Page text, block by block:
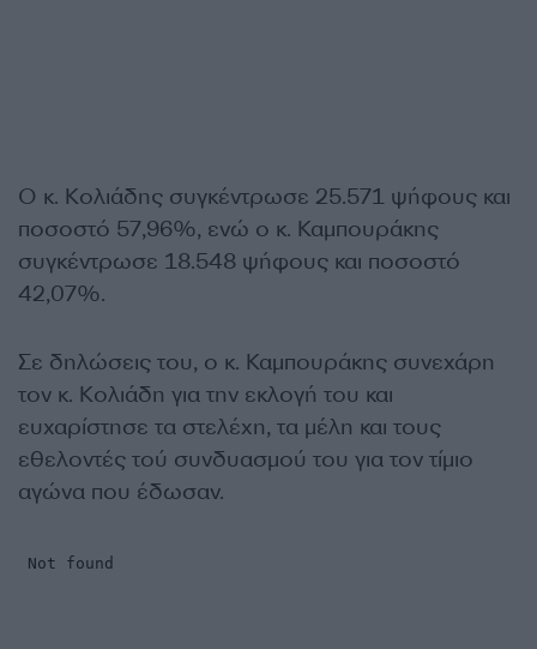
Ο κ. Κολιάδης συγκέντρωσε 25.571 ψήφους και
ποσοστό 57,96%, ενώ ο κ. Καμπουράκης
συγκέντρωσε 18.548 ψήφους και ποσοστό
42,07%.
Σε δηλώσεις του, ο κ. Καμπουράκης συνεχάρη
τον κ. Κολιάδη για την εκλογή του και
ευχαρίστησε τα στελέχη, τα μέλη και τους
εθελοντές τού συνδυασμού του για τον τίμιο
αγώνα που έδωσαν.